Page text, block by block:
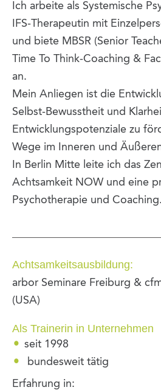
Ich arbeite als Systemische
IFS-Therapeutin mit
und biete MBSR (Senior
Time To Think-Coaching &
an.
Mein Anliegen ist die
Selbst-Bewusstheit und
Entwicklungspotenziale zu
Wege im Inneren und
In Berlin Mitte leite ich das
Achtsamkeit NOW und eine
Psychotherapie und Coaching.
Achtsamkeitsausbildung:
arbor Seminare Freiburg &
(USA)
Als Trainerin in Unternehmen
seit 1998
bundesweit tätig
Erfahrung in: